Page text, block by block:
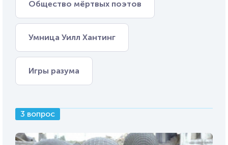
Общество мёртвых поэтов
Умница Уилл Хантинг
Игры разума
3 вопрос